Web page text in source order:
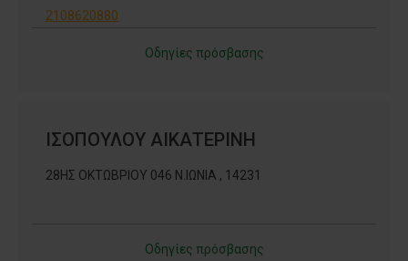
2108620880
Οδηγίες πρόσβασης
ΙΣΟΠΟΥΛΟΥ ΑΙΚΑΤΕΡΙΝΗ
28ΗΣ ΟΚΤΩΒΡΙΟΥ 046 Ν.ΙΩΝΙΑ , 14231
Οδηγίες πρόσβασης